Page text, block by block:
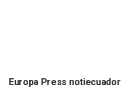
Europa Press notiecuador